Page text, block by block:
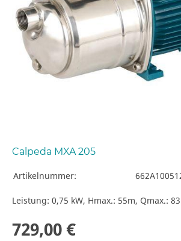
Calpeda MXA 205
Artikelnummer:
Leistung: 0,75 kW, Hmax.: 55m, Qmax.:
729,00 €